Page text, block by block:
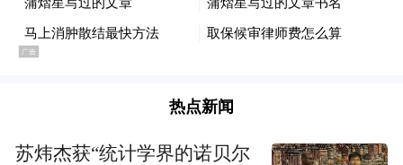
热点新闻
苏炜杰获“统计学界的诺贝尔